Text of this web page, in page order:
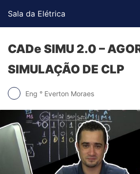
Sala da Elétrica
CADe SIMU 2.0 –
SIMULAÇÃO DE CLP
Eng ° Everton Moraes